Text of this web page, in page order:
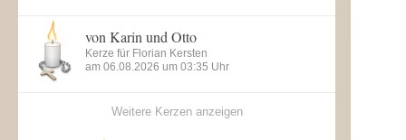
von Karin und Otto
Kerze für Florian Kersten
am 06.08.2026 um 03:35 Uhr
Weitere Kerzen anzeigen